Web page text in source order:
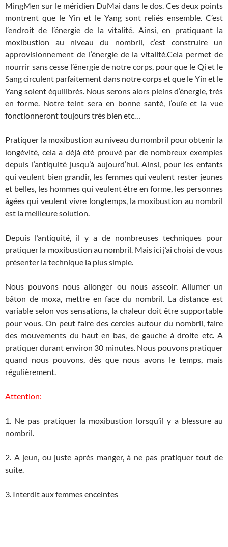
MingMen sur le méridien DuMai dans le dos. Ces deux points
montrent que le Yin et le Yang sont reliés ensemble. C’est
l’endroit de l’énergie de la vitalité. Ainsi, en pratiquant la
moxibustion au niveau du nombril, c’est construire un
approvisionnement de l’énergie de la vitalité.Cela permet de
nourrir sans cesse l’énergie de notre corps, pour que le Qi et le
Sang circulent parfaitement dans notre corps et que le Yin et le
Yang soient équilibrés. Nous serons alors pleins d’énergie, très
en forme. Notre teint sera en bonne santé, l’ouïe et la vue
fonctionneront toujours très bien etc…
Pratiquer la moxibustion au niveau du nombril pour obtenir la
longévité, cela a déjà été prouvé par de nombreux exemples
depuis l’antiquité jusqu’à aujourd’hui. Ainsi, pour les enfants
qui veulent bien grandir, les femmes qui veulent rester jeunes
et belles, les hommes qui veulent être en forme, les personnes
âgées qui veulent vivre longtemps, la moxibustion au nombril
est la meilleure solution.
Depuis l’antiquité, il y a de nombreuses techniques pour
pratiquer la moxibustion au nombril. Mais ici j’ai choisi de vous
présenter la technique la plus simple.
Nous pouvons nous allonger ou nous asseoir. Allumer un
bâton de moxa, mettre en face du nombril. La distance est
variable selon vos sensations, la chaleur doit être supportable
pour vous. On peut faire des cercles autour du nombril, faire
des mouvements du haut en bas, de gauche à droite etc. A
pratiquer durant environ 30 minutes. Nous pouvons pratiquer
quand nous pouvons, dès que nous avons le temps, mais
régulièrement.
Attention:
1. Ne pas pratiquer la moxibustion lorsqu’il y a blessure au
nombril.
2. A jeun, ou juste après manger, à ne pas pratiquer tout de
suite.
3. Interdit aux femmes enceintes